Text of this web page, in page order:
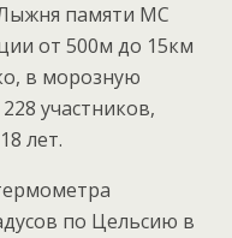
Лыжня памяти МС
от 500м до 15км
в морозную
участников,
лет.
по Цельсию в